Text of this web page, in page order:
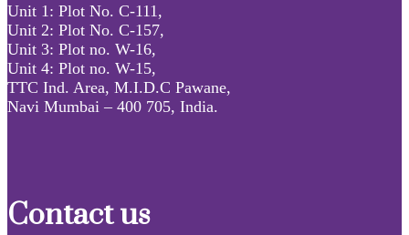
Unit 1: Plot No. C-111,
Unit 2: Plot No. C-157,
Unit 3: Plot no. W-16,
Unit 4: Plot no. W-15,
TTC Ind. Area, M.I.D.C Pawane,
Navi Mumbai – 400 705, India.
Contact us